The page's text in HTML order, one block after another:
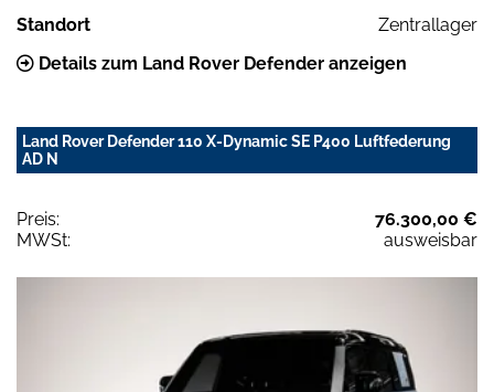
Standort
Zentrallager
Details zum Land Rover Defender anzeigen
Land Rover Defender 110 X-Dynamic SE P400 Luftfederung
AD N
Preis:
76.300,00 €
MWSt:
ausweisbar